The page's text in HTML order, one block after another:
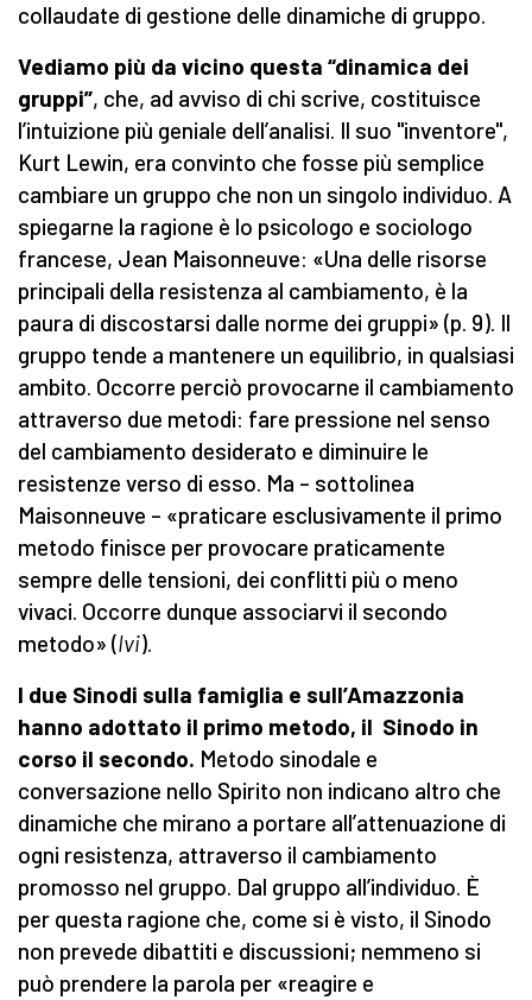
collaudate di gestione delle dinamiche di gruppo.
Vediamo più da vicino questa “dinamica dei
gruppi”, che, ad avviso di chi scrive, costituisce
l’intuizione più geniale dell’analisi. Il suo "inventore",
Kurt Lewin, era convinto che fosse più semplice
cambiare un gruppo che non un singolo individuo. A
spiegarne la ragione è lo psicologo e sociologo
francese, Jean Maisonneuve: «Una delle risorse
principali della resistenza al cambiamento, è la
paura di discostarsi dalle norme dei gruppi» (p. 9). Il
gruppo tende a mantenere un equilibrio, in qualsiasi
ambito. Occorre perciò provocarne il cambiamento
attraverso due metodi: fare pressione nel senso
del cambiamento desiderato e diminuire le
resistenze verso di esso. Ma – sottolinea
Maisonneuve – «praticare esclusivamente il primo
metodo finisce per provocare praticamente
sempre delle tensioni, dei conflitti più o meno
vivaci. Occorre dunque associarvi il secondo
metodo» (Ivi).
I due Sinodi sulla famiglia e sull’Amazzonia
hanno adottato il primo metodo, il Sinodo in
corso il secondo. Metodo sinodale e
conversazione nello Spirito non indicano altro che
dinamiche che mirano a portare all’attenuazione di
ogni resistenza, attraverso il cambiamento
promosso nel gruppo. Dal gruppo all’individuo. È
per questa ragione che, come si è visto, il Sinodo
non prevede dibattiti e discussioni; nemmeno si
può prendere la parola per «reagire e